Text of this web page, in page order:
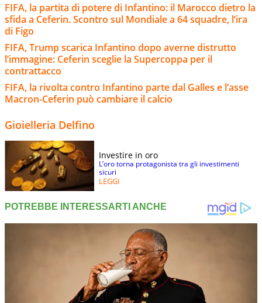
FIFA, la partita di potere di Infantino: il Marocco dietro la
sfida a Ceferin. Scontro sul Mondiale a 64 squadre, l’ira
di Figo
FIFA, Trump scarica Infantino dopo averne distrutto
l’immagine: Ceferin sceglie la Supercoppa per il
contrattacco
FIFA, la rivolta contro Infantino parte dal Galles e l’asse
Macron-Ceferin può cambiare il calcio
Gioielleria Delfino
Investire in oro
L’oro torna protagonista tra gli investimenti
sicuri
LEGGI